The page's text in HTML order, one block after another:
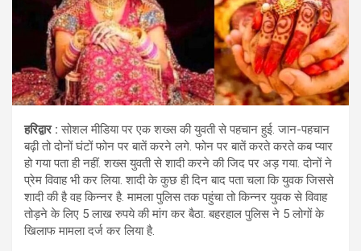
हरिद्वार :सोशल मीडिया पर एक शख्‍स की युवती से पहचान हुई. जान-पहचान
बढ़ी तो दोनों घंटों फोन पर बातें करने लगे. फोन पर बातें करते करते कब प्‍यार
हो गया पता ही नहीं. शख्‍स युवती से शादी करने की जिद पर अड़ गया. दोनों ने
प्रेम विवाह भी कर लिया. शादी के कुछ ही दिन बाद पता चला कि युवक जिससे
शादी की है वह किन्‍नर है. मामला पुलिस तक पहुंचा तो किन्‍नर युवक से विवाह
तोड़ने के लिए 5 लाख रुपये की मांग कर बैठा. बहरहाल पुलिस ने 5 लोगों के
खिलाफ मामला दर्ज कर लिया है.